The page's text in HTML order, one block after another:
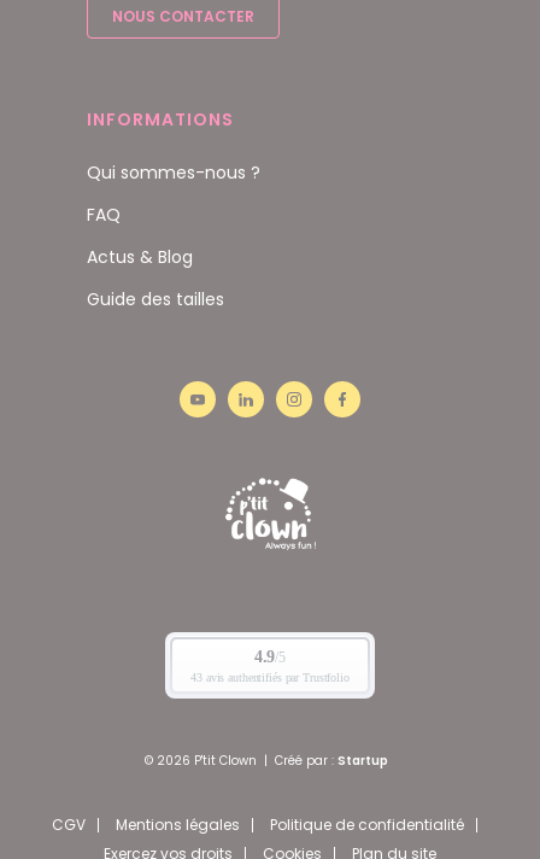
NOUS CONTACTER
INFORMATIONS
Qui sommes-nous ?
FAQ
Actus & Blog
Guide des tailles
© 2026 P'tit Clown | Créé par : Startup
CGV Mentions légales
Politique de confidentialité
Exercez vos droits
Cookies Plan du site